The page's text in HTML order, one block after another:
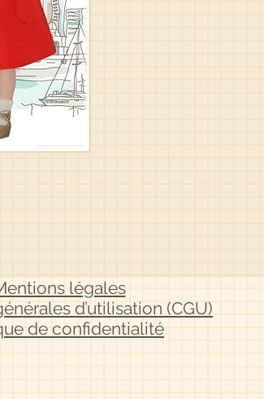
légales
d’utilisation (CGU)
de confidentialité